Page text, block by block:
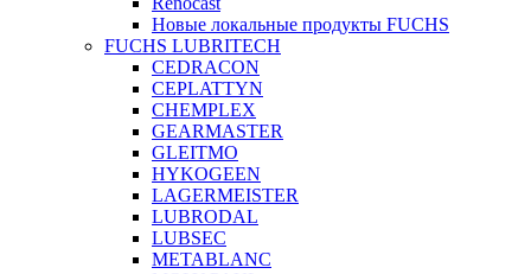
Новые локальные продукты FUCHS
FUCHS LUBRITECH
CEDRACON
CEPLATTYN
CHEMPLEX
GEARMASTER
GLEITMO
HYKOGEEN
LAGERMEISTER
LUBRODAL
LUBSEC
METABLANC